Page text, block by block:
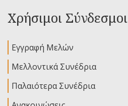
Χρήσιμοι Σύνδεσμοι
Εγγραφή Μελών
Μελλοντικά Συνέδρια
Παλαιότερα Συνέδρια